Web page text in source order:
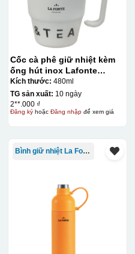
Không thể tẩy xoá
được nếu in sai,
hoặc rất khó khắn
về tẩy xoá
Khó khăn trong việc
in 1 số màu: Màu
hồng cánh sen,
Màu tím
trong việc in đơn
sắc)
Cốc cà phê giữ nhiệt kèm
ống hút inox Lafonte
480ML – 012782
Kích thước: 480ml
TG sản xuất: 10 ngày
2**.000 ₫
Đăng kýhoặc Đăng nhậpđể xem giá
Bình giữ nhiệt La Fonte